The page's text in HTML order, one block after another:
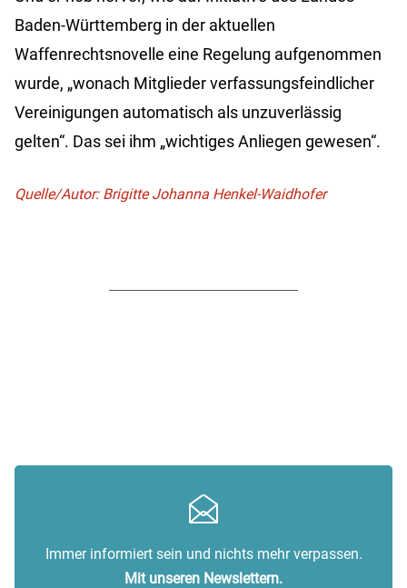
Baden-Württemberg in der aktuellen
Waffenrechtsnovelle eine Regelung aufgenommen
wurde, „wonach Mitglieder verfassungsfeindlicher
Vereinigungen automatisch als unzuverlässig
gelten“. Das sei ihm „wichtiges Anliegen gewesen“.
Quelle/Autor: Brigitte Johanna Henkel-Waidhofer
Immer informiert sein und nichts mehr verpassen.
Mit unseren Newslettern.